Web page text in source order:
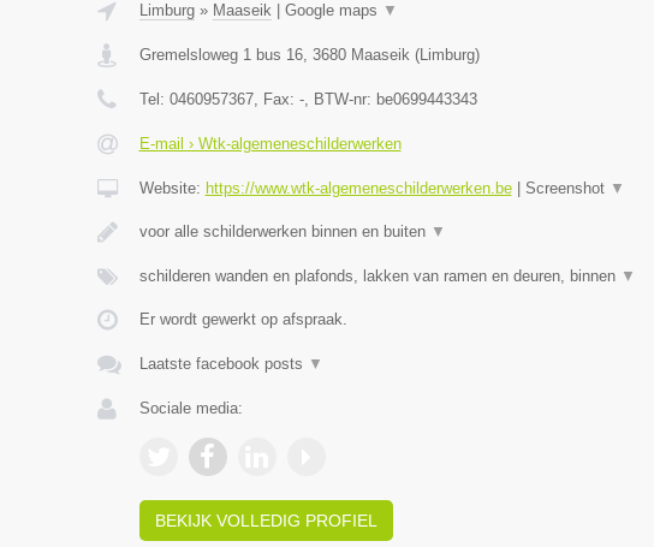
Limburg» Maaseik| Google maps ▼
Gremelsloweg 1 bus 16, 3680 Maaseik(Limburg)
Tel: 0460957367, Fax: -, BTW-nr: be0699443343
E-mail › Wtk-algemeneschilderwerken
Website: https://www.wtk-algemeneschilderwerken.be| Screenshot ▼
voor alle schilderwerken binnen en buiten ▼
schilderen wanden en plafonds, lakken van ramen en deuren, binnen ▼
Er wordt gewerkt op afspraak.
Laatste facebook posts ▼
Sociale media:
BEKIJK VOLLEDIG PROFIEL